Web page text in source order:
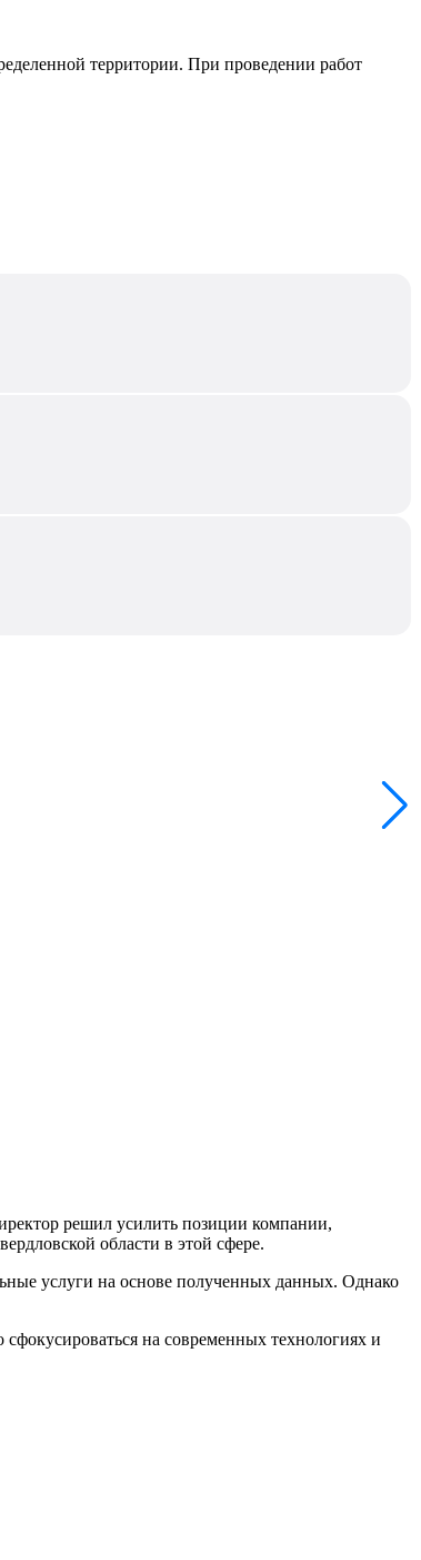
территории. При проведении работ
решил усилить позиции компании,
области в этой сфере.
услуги на основе полученных данных. Однако
сфокусироваться на современных технологиях и